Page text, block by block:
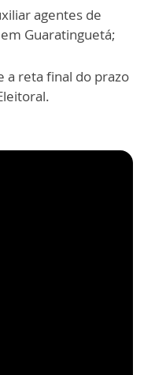
agentes de
Guaratinguetá;
reta final do prazo